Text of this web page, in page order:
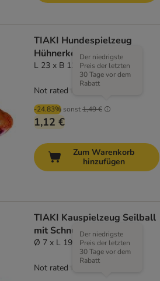
TIAKI Hundespielzeug
Hühnerkeule
L 23 x B 13,5 x H 5 cm
-24.83% sonst1,49 €
Der niedrigste
Preis der letzten
30 Tage vor dem
Rabatt
1,12 €
Not rated
Zum Warenkorb
hinzufügen
TIAKI Kauspielzeug Seilball
mit Schnuller
Ø 7 x L 19 cm
Der niedrigste
Preis der letzten
30 Tage vor dem
Rabatt
Not rated